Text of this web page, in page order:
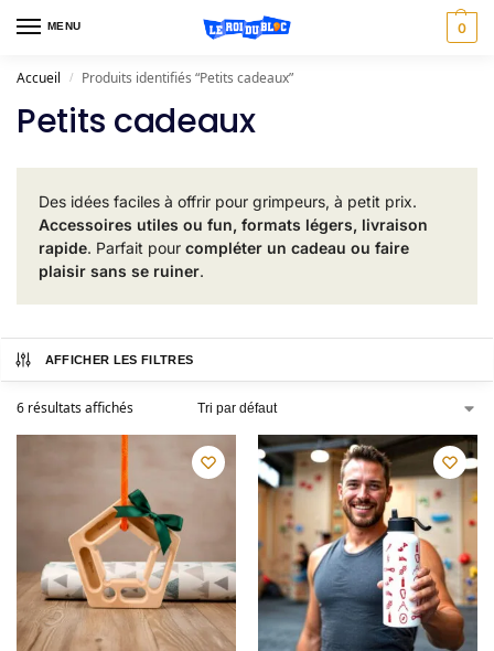
MENU 0
Accueil / Produits identifiés “Petits cadeaux”
Petits cadeaux
Des idées faciles à offrir pour grimpeurs, à petit prix.
Accessoires utiles ou fun, formats légers, livraison
rapide. Parfait pour compléter un cadeau ou faire
plaisir sans se ruiner.
AFFICHER LES FILTRES
6 résultats affichés